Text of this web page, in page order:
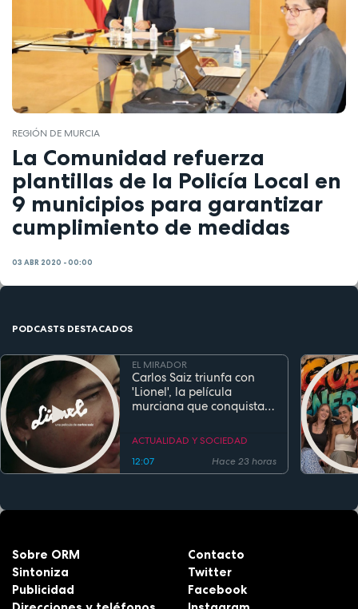
REGIÓN DE MURCIA
La Comunidad refuerza
plantillas de la Policía Local en
9 municipios para garantizar
cumplimiento de medidas
03 ABR 2020 - 00:00
PODCASTS DESTACADOS
EL MIRADOR
Carlos Saiz triunfa con
'Lionel', la película
murciana que conquista
estreno
ACTUALIDAD Y SOCIEDAD
12:07
Hace 23 horas
Sobre ORM
Sintoniza
Publicidad
Contacto
Twitter
Facebook